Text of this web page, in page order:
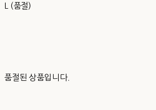
L (품절)
품절된 상품입니다.